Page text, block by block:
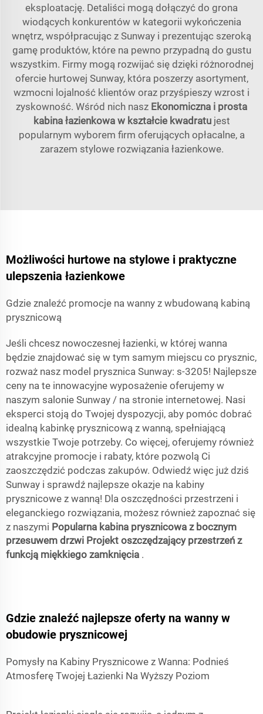
eksploatację. Detaliści mogą dołączyć do grona
wiodących konkurentów w kategorii wykończenia
wnętrz, współpracując z Sunway i prezentując szeroką
gamę produktów, które na pewno przypadną do gustu
wszystkim. Firmy mogą rozwijać się dzięki różnorodnej
ofercie hurtowej Sunway, która poszerzy asortyment,
wzmocni lojalność klientów oraz przyśpieszy wzrost i
zyskowność. Wśród nich nasz Ekonomiczna i prosta
kabina łazienkowa w kształcie kwadratu jest
popularnym wyborem firm oferujących opłacalne, a
zarazem stylowe rozwiązania łazienkowe.
Możliwości hurtowe na stylowe i praktyczne
ulepszenia łazienkowe
Gdzie znaleźć promocje na wanny z wbudowaną kabiną
prysznicową
Jeśli chcesz nowoczesnej łazienki, w której wanna
będzie znajdować się w tym samym miejscu co prysznic,
rozważ nasz model prysznica Sunway: s-3205! Najlepsze
ceny na te innowacyjne wyposażenie oferujemy w
naszym salonie Sunway / na stronie internetowej. Nasi
eksperci stoją do Twojej dyspozycji, aby pomóc dobrać
idealną kabinkę prysznicową z wanną, spełniającą
wszystkie Twoje potrzeby. Co więcej, oferujemy również
atrakcyjne promocje i rabaty, które pozwolą Ci
zaoszczędzić podczas zakupów. Odwiedź więc już dziś
Sunway i sprawdź najlepsze okazje na kabiny
prysznicowe z wanną! Dla oszczędności przestrzeni i
eleganckiego rozwiązania, możesz również zapoznać się
z naszymi Popularna kabina prysznicowa z bocznym
przesuwem drzwi Projekt oszczędzający przestrzeń z
funkcją miękkiego zamknięcia .
Gdzie znaleźć najlepsze oferty na wanny w
obudowie prysznicowej
Pomysły na Kabiny Prysznicowe z Wanna: Podnieś
Atmosferę Twojej Łazienki Na Wyższy Poziom